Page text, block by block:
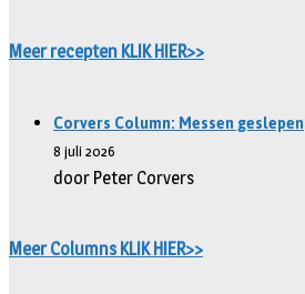
Meer recepten KLIK HIER>>
Corvers Column: Messen geslepen
8 juli 2026
door Peter Corvers
Meer Columns KLIK HIER>>